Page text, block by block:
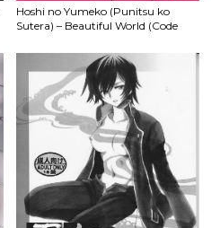
Hoshi no Yumeko (Punitsu ko
Sutera) – Beautiful World (Code